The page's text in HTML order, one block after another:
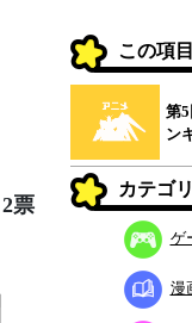
2票
この項
第
ン
カテゴ
ゲ
漫